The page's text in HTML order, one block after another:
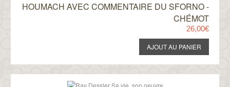
HOUMACH AVEC COMMENTAIRE DU SFORNO -
CHÉMOT
26,00€